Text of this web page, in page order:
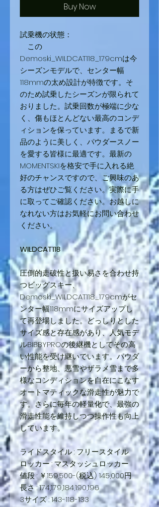
Buy Now
試乗機の状態：
この
Demoski_WILDCAT118_179cmは今
シーズンモデルで、センター幅
118mmの太め設計が特徴です。そ
のため試乗したシーズンが限られて
おりました。試乗回数が極端に少な
く、傷もほとんどない最高のコンデ
ィションを保っています。まるで新
品のように美しく、パウダースノー
を愛する皆様に最適です。最新の
MOMENTSKIを格安で手に入れる絶
好のチャンスですので、ご興味のあ
る方はぜひご覧ください。実際に手
に取ってご確認ください。お越しに
なれない方はお気軽にお問い合わせ
ください。
WILDCAT118
圧倒的走破性と扱い易さを合わせ持
つビッグスキー、
Demoski_WILDCAT118_179cmがセ
ンター幅118mmにサイズアップし
て再登場しました。どっしりとした
サイズ感と存在感があり、人気モデ
ルBIBBYPROの後継機としてその高
い性能を受け継いでいます。パウダ
ーから整地、悪雪やザラメ雪まで多
様なコンディションを自在にこなす
オートマティックな滑走性が魅力で
す。さらに毎年の軽量化で、最強の
滑走性能を維持しつつ操作性も向上
しています。
ライドスタイル : フリースタイル
ロッカー : マスタッシュロッカー
値段 : ￥159,500-(税込) 145,000円
長さ : 174,179,184,190,196
3サイズ : 143-118-133